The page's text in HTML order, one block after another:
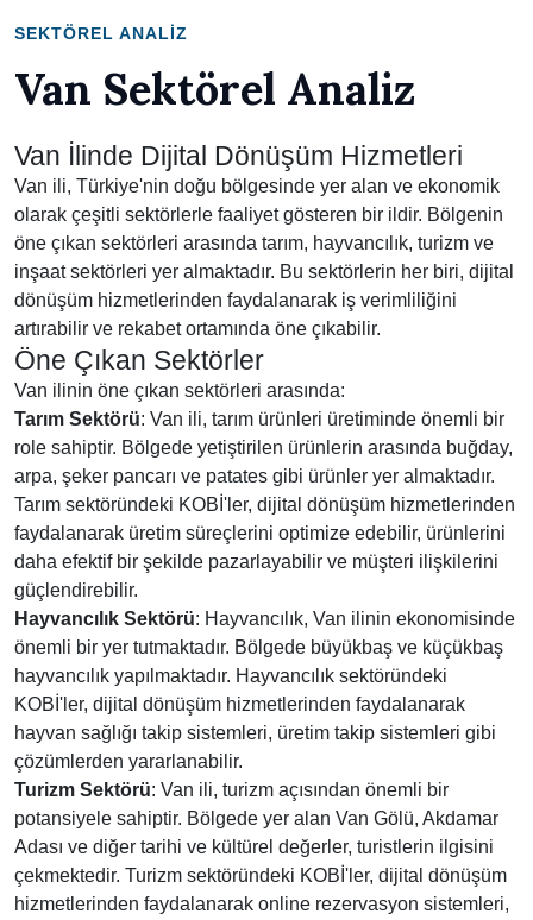
SEKTÖREL ANALIZ
Van Sektörel Analiz
Van İlinde Dijital Dönüşüm Hizmetleri
Van ili, Türkiye'nin doğu bölgesinde yer alan ve ekonomik
olarak çeşitli sektörlerle faaliyet gösteren bir ildir. Bölgenin
öne çıkan sektörleri arasında tarım, hayvancılık, turizm ve
inşaat sektörleri yer almaktadır. Bu sektörlerin her biri, dijital
dönüşüm hizmetlerinden faydalanarak iş verimliliğini
artırabilir ve rekabet ortamında öne çıkabilir.
Öne Çıkan Sektörler
Van ilinin öne çıkan sektörleri arasında:
Tarım Sektörü: Van ili, tarım ürünleri üretiminde önemli bir
role sahiptir. Bölgede yetiştirilen ürünlerin arasında buğday,
arpa, şeker pancarı ve patates gibi ürünler yer almaktadır.
Tarım sektöründeki KOBİ'ler, dijital dönüşüm hizmetlerinden
faydalanarak üretim süreçlerini optimize edebilir, ürünlerini
daha efektif bir şekilde pazarlayabilir ve müşteri ilişkilerini
güçlendirebilir.
Hayvancılık Sektörü: Hayvancılık, Van ilinin ekonomisinde
önemli bir yer tutmaktadır. Bölgede büyükbaş ve küçükbaş
hayvancılık yapılmaktadır. Hayvancılık sektöründeki
KOBİ'ler, dijital dönüşüm hizmetlerinden faydalanarak
hayvan sağlığı takip sistemleri, üretim takip sistemleri gibi
çözümlerden yararlanabilir.
Turizm Sektörü: Van ili, turizm açısından önemli bir
potansiyele sahiptir. Bölgede yer alan Van Gölü, Akdamar
Adası ve diğer tarihi ve kültürel değerler, turistlerin ilgisini
çekmektedir. Turizm sektöründeki KOBİ'ler, dijital dönüşüm
hizmetlerinden faydalanarak online rezervasyon sistemleri,